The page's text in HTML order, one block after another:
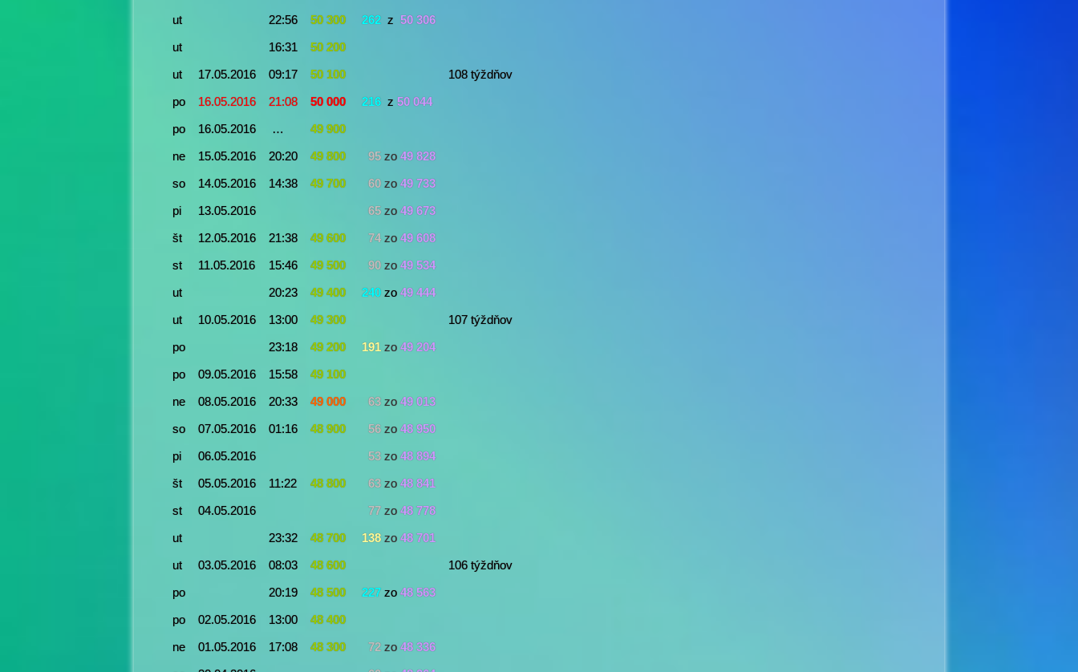
ut
22:56 50 300 262 z 50 306
ut
16:31
50 200
ut
17.05.2016 09:17 50 100
108 týždňov
po
16.05.2016 21:08 50 000 216 z 50 044
po
16.05.2016 …
49 900
ne
15.05.2016 20:20 49 800 95 zo 49 828
so
14.05.2016 14:38 49 700 60 zo 49 733
pi
13.05.2016 65 zo 49 673
št
12.05.2016 21:38 49 600 74 zo 49 608
st
11.05.2016 15:46 49 500 90 zo 49 534
ut
20:23 49 400 240 zo 49 444
ut
10.05.2016 13:00 49 300
107 týždňov
po
23:18 49 200 191 zo 49 204
po
09.05.2016 15:58
49 100
ne
08.05.2016 20:33 49 000 63 zo 49 013
so
07.05.2016 01:16 48 900 56 zo 48 950
pi
06.05.2016 53 zo 48 894
št
05.05.2016 11:22 48 800 63 zo 48 841
st
04.05.2016 77 zo 48 778
ut
23:32 48 700 138 zo 48 701
ut
03.05.2016 08:03 48 600
106 týždňov
po
20:19 48 500 227 zo 48 563
po
02.05.2016 13:00
48 400
ne
01.05.2016 17:08 48 300 72 zo 48 336